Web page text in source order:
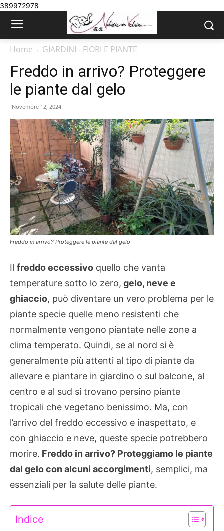
389972978
Home GIARDINI - FIORI E PIANTE
Freddo in arrivo? Proteggere
le piante dal gelo
Novembre 12, 2024
Freddo in arrivo? Proteggere le piante dal gelo
Il freddo eccessivo quello che vanta
temperature sotto lo zero, gelo, neve e
ghiaccio, può diventare un vero problema per le
piante specie quelle meno resistenti che
normalmente vengono piantate nelle zone a
clima temperato. Quindi, se al nord si è
generalmente più attenti al tipo di piante da
allevare e piantare in giardino o sul balcone, al
centro e al sud si trovano persino piante
tropicali che vegetano benissimo. Ma, con
l’arrivo del freddo eccessivo e inaspettato, e
con ghiaccio e neve, queste specie potrebbero
morire. Freddo in arrivo? Proteggiamo le piante
dal gelo con alcuni accorgimenti, semplici, ma
essenziali per la salute delle piante.
Indice